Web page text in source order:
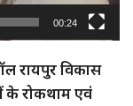
00:24
रायपुर विकास
के रोकथाम एवं